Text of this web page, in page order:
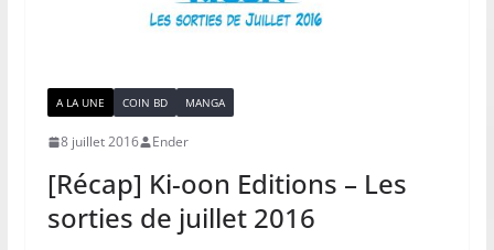
A LA UNE COIN BD MANGA
8 juillet 2016 Ender
[Récap] Ki-oon Editions – Les
sorties de juillet 2016